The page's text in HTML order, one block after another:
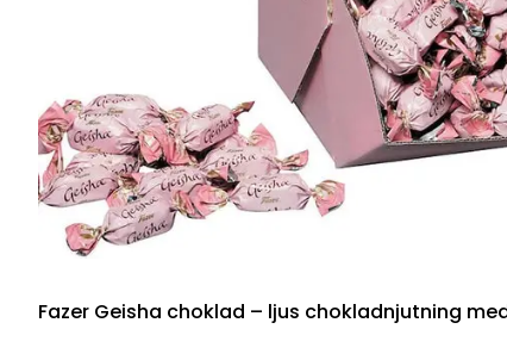
Fazer Geisha choklad – ljus chokladnjutning